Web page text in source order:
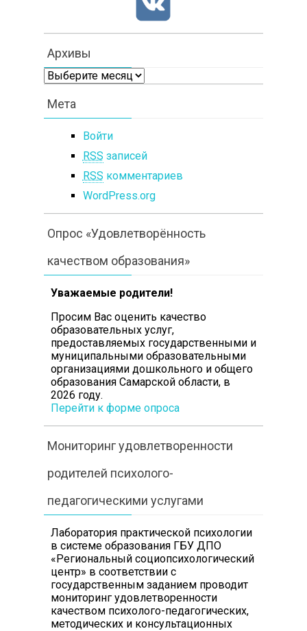
Архивы
Архивы
Мета
Войти
RSS записей
RSS комментариев
WordPress.org
Опрос «Удовлетворённость
качеством образования»
Уважаемые родители!
Просим Вас оценить качество
образовательных услуг,
предоставляемых государственными и
муниципальными образовательными
организациями дошкольного и общего
образования Самарской области, в
2026 году.
Перейти к форме опроса
Мониторинг удовлетворенности
родителей психолого-
педагогическими услугами
Лаборатория практической психологии
в системе образования ГБУ ДПО
«Региональный социопсихологический
центр» в соответствии с
государственным заданием проводит
мониторинг удовлетворенности
качеством психолого-педагогических,
методических и консультационных